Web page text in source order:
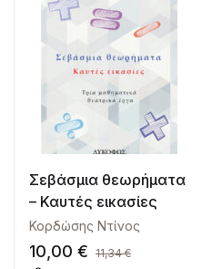
Σεβάσμια θεωρήματα
– Καυτές εικασίες
Κορδώσης Ντίνος
10,00 € 11,34€